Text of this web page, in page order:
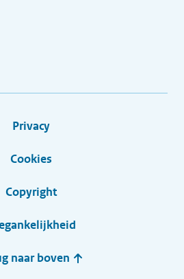
Privacy
Cookies
Copyright
naar boven